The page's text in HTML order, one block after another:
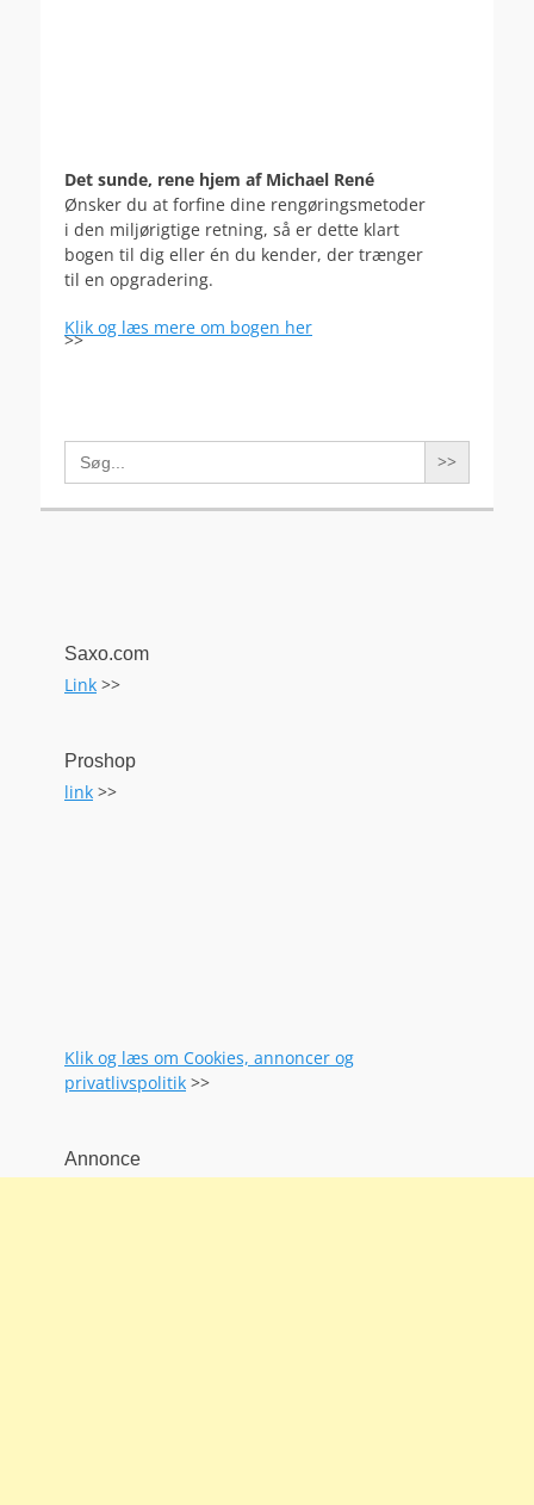
Det sunde, rene hjem af Michael René
Ønsker du at forfine dine rengøringsmetoder
i den miljørigtige retning, så er dette klart
bogen til dig eller én du kender, der trænger
til en opgradering.
Klik og læs mere om bogen her
>>
Search
for:
Saxo.com
Link >>
Proshop
link >>
Klik og læs om Cookies, annoncer og
privatlivspolitik >>
Annonce